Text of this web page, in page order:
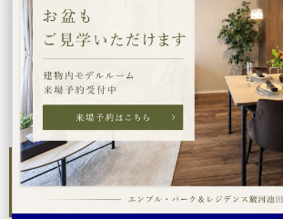
建物内モデルルーム
設
2社の共同プロジェクト
物件概要
お問い合わせ
「エンブル・パーク＆レジデンス駿河池
ャラリー